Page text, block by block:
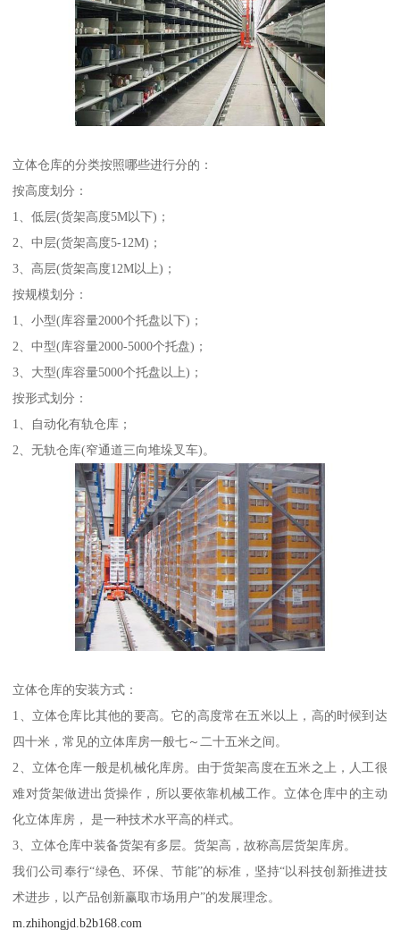
立体仓库的分类按照哪些进行分的：
按高度划分：
1、低层(货架高度5M以下)；
2、中层(货架高度5-12M)；
3、高层(货架高度12M以上)；
按规模划分：
1、小型(库容量2000个托盘以下)；
2、中型(库容量2000-5000个托盘)；
3、大型(库容量5000个托盘以上)；
按形式划分：
1、自动化有轨仓库；
2、无轨仓库(窄通道三向堆垛叉车)。
立体仓库的安装方式：
1、立体仓库比其他的要高。它的高度常在五米以上，高的时候到达
四十米，常见的立体库房一般七～二十五米之间。
2、立体仓库一般是机械化库房。由于货架高度在五米之上，人工很
难对货架做进出货操作，所以要依靠机械工作。立体仓库中的主动
化立体库房， 是一种技术水平高的样式。
3、立体仓库中装备货架有多层。货架高，故称高层货架库房。
我们公司奉行“绿色、环保、节能”的标准，坚持“以科技创新推进技
术进步，以产品创新赢取市场用户”的发展理念。
m.zhihongjd.b2b168.com